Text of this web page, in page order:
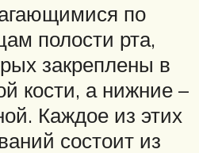
по
полости рта,
закреплены в
кости, а нижние –
Каждое из этих
состоит из